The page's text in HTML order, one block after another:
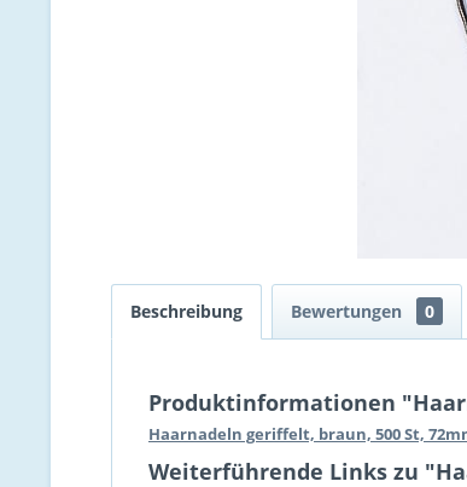
Beschreibung Bewertungen 0
Produktinformationen
Haarnadeln geriffelt, braun, 500 St,
Weiterführende Links zu